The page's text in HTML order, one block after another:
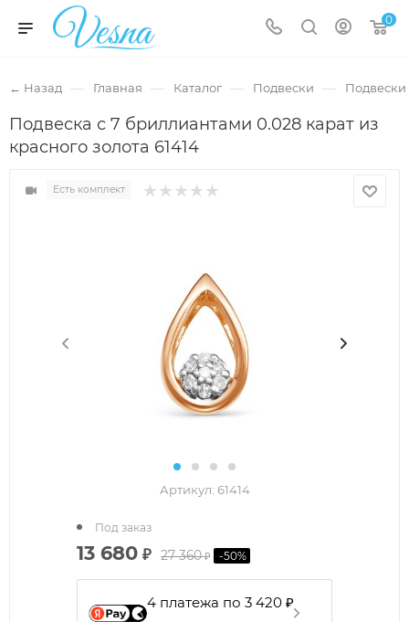
0
← Назад — Главная — Каталог — Подвески — Подвески
Подвеска с 7 бриллиантами 0.028 карат из
красного золота 61414
Есть комплект
Артикул: 61414
13 680 ₽ 27 360₽ -50%
4 платежа по 3 420 ₽
Под заказ